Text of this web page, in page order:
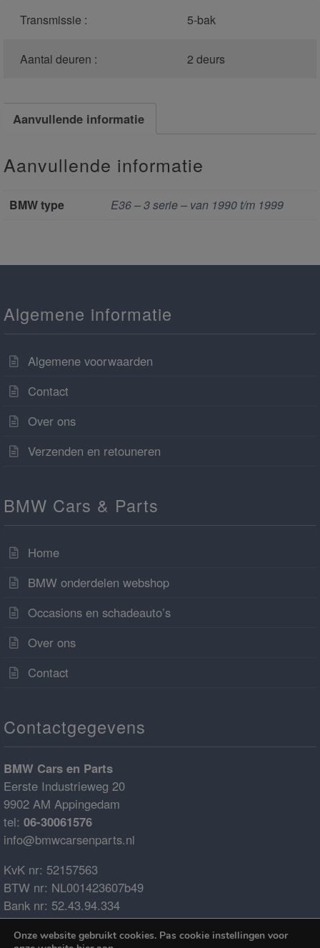
Transmissie : 5-bak
Aantal deuren : 2 deurs
Aanvullende informatie
Aanvullende informatie
BMW type E36 – 3 serie – van 1990 t/m 1999
Algemene informatie
Algemene voorwaarden
Contact
Over ons
Verzenden en retouneren
BMW Cars & Parts
Home
BMW onderdelen webshop
Occasions en schadeauto’s
Over ons
Contact
Contactgegevens
BMW Cars en Parts
Eerste Industrieweg 20
9902 AM Appingedam
tel: 06-30061576
info@bmwcarsenparts.nl
KvK nr: 52157563
BTW nr: NL001423607b49
Bank nr: 52.43.94.334
IBAN: NL68ABNA0524394334
BIC: ABNANL2A
Onze website gebruikt cookies. Pas cookie instellingen voor